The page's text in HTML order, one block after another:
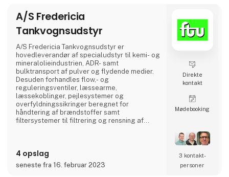
A/S Fredericia
Tankvognsudstyr
A/S Fredericia Tankvognsudstyr er
hovedleverandør af specialudstyr til kemi- og
mineralolieindustrien, ADR- samt
bulktransport af pulver og flydende medier.
Desuden forhandles flow,- og
reguleringsventiler, læssearme,
læssekoblinger, pejlesystemer og
overfyldningssikringer beregnet for
håndtering af brændstoffer samt
filtersystemer til filtrering og rensning af
anvendelse for Søværnets skibe til
betankning af helikoptere om bord på skibe,
Forsvarets Redningshelikoptere og til mindre
4 opslag
seneste fra 16. februar 2023
Direkte
kontakt
Møde­booking
3 kontakt­
personer